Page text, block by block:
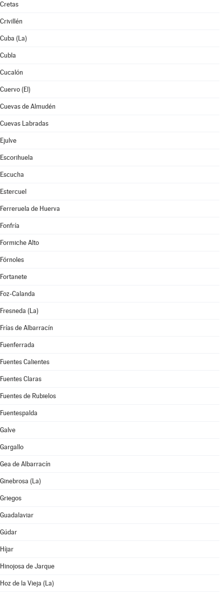
Cretas
Crivillén
Cuba (La)
Cubla
Cucalón
Cuervo (El)
Cuevas de Almudén
Cuevas Labradas
Ejulve
Escorihuela
Escucha
Estercuel
Ferreruela de Huerva
Fonfría
Formiche Alto
Fórnoles
Fortanete
Foz-Calanda
Fresneda (La)
Frías de Albarracín
Fuenferrada
Fuentes Calientes
Fuentes Claras
Fuentes de Rubielos
Fuentespalda
Galve
Gargallo
Gea de Albarracín
Ginebrosa (La)
Griegos
Guadalaviar
Gúdar
Híjar
Hinojosa de Jarque
Hoz de la Vieja (La)